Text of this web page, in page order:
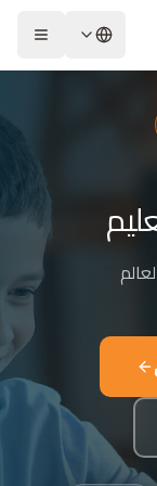
للأطفال والبالغين من مختلف أنحاء العالم.
الفرنسية